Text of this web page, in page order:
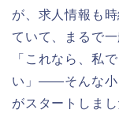
が、求人情報も
ていて、まるで
「これなら、私
い」——そんな小
がスタートしまし